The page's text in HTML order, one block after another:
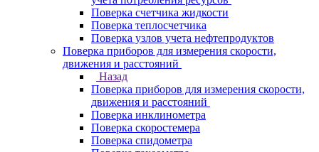
Поверка счетчика жидкости
Поверка теплосчетчика
Поверка узлов учета нефтепродуктов
Поверка приборов для измерения скорости,
движения и расстояний
Назад
Поверка приборов для измерения скорости,
движения и расстояний
Поверка инклинометра
Поверка скоростемера
Поверка спидометра